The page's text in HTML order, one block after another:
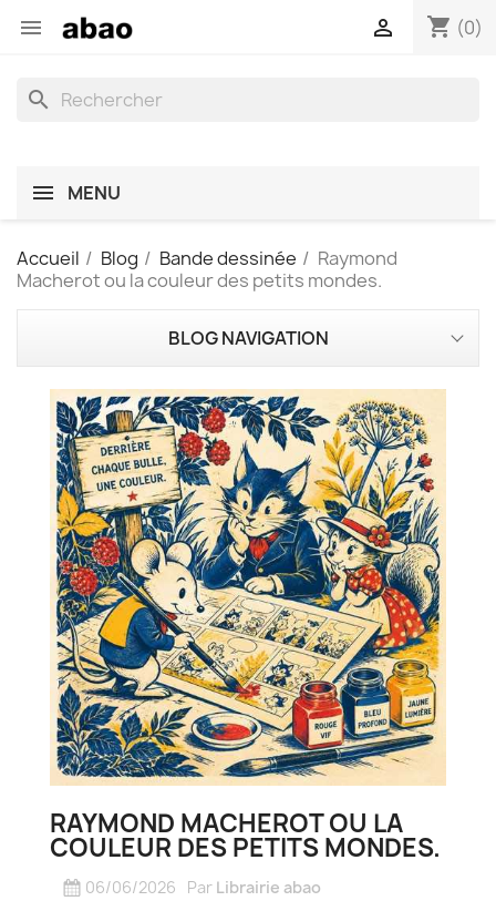
 shopping_cart (0)

search
MENU
Accueil Blog Bande dessinée
Raymond
Macherot ou la couleur des petits mondes.
BLOG NAVIGATION
RAYMOND MACHEROT OU LA
COULEUR DES PETITS MONDES.
06/06/2026 Par Librairie abao